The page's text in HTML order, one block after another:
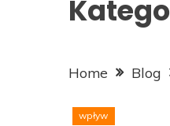
Home Blog
wpływ